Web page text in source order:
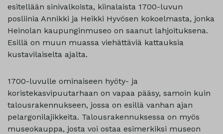
esitellään sinivalkoista, kiinalaista 1700-luvun
posliinia Annikki ja Heikki Hyvösen kokoelmasta, jonka
Heinolan kaupunginmuseo on saanut lahjoituksena.
Esillä on muun muassa viehättäviä kattauksia
kustavilaiselta ajalta.
1700-luvulle ominaiseen hyöty- ja
koristekasvipuutarhaan on vapaa pääsy, samoin kuin
talousrakennukseen, jossa on esillä vanhan ajan
pelargonilajikkeita. Talousrakennuksessa on myös
museokauppa, josta voi ostaa esimerkiksi museon